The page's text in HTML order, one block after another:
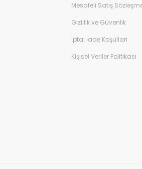
Mesafeli Satış
Gizlilik ve Güvenlik
İptal İade Koşullari
Kişisel Veriler Politikası